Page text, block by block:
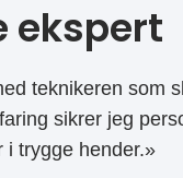
ekspert
teknikeren som
sikrer jeg
i trygge hender.»